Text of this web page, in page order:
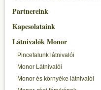
Partnereink
Kapcsolataink
Látnivalók Monor
Pincefalunk látnivalói
Monor Látnivalói
Monor és környéke látnivalói